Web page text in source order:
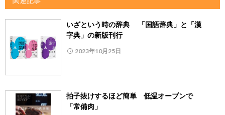
いざという時の辞典 「国語辞典」と「漢
字典」の新版刊行
2023年10月25日
拍子抜けするほど簡単 低温オーブンで
「常備肉」